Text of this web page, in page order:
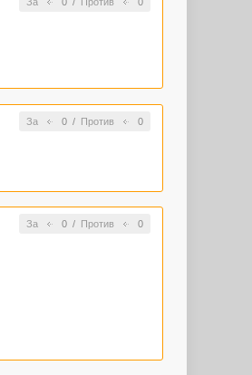
За 0/ Против 0
За 0/ Против 0